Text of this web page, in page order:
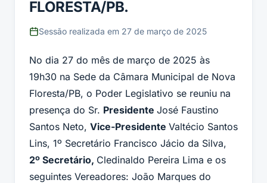
FLORESTA/PB.
Sessão realizada em 27 de março de 2025
No dia 27 do mês de março de 2025 às
19h30 na Sede da Câmara Municipal de Nova
Floresta/PB, o Poder Legislativo se reuniu na
presença do Sr. Presidente José Faustino
Santos Neto, Vice-Presidente Valtécio Santos
Lins, 1º Secretário Francisco Jácio da Silva,
2º Secretário, Cledinaldo Pereira Lima e os
seguintes Vereadores: João Marques do